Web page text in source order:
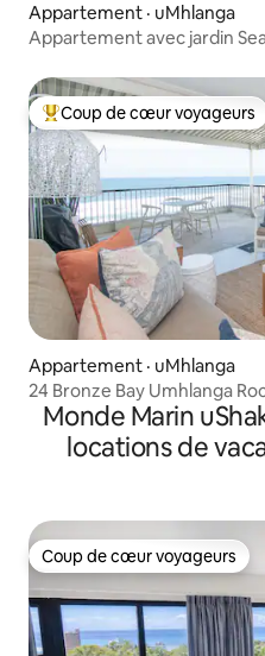
Appartement · uMhlanga
Appartement avec jardin
Coup de cœur voyageurs
Coup de cœur voyageurs
Appartement · uMhlanga
24 Bronze Bay Umhlanga
Monde Marin
locations de
Coup de cœur voyageurs
Coup de cœur voyageurs